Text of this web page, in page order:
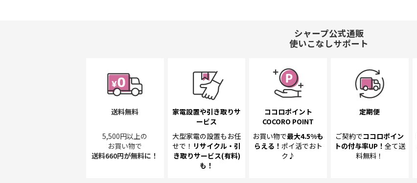
シャープ公式通販
使いこなしサポート
送料無料
5,500円以上の
お買い物で
送料660円が無料に！
家電設置や引き取りサ
ービス
大型家電の設置も お任
せで！ リサイクル・引
き取りサービス(有料)
も！
ココロポイント
COCORO POINT
お買い物で最大4.5%も
らえる！ ポイ活でおト
ク♪
定期便
ご契約でココロポイン
トの付与率UP！ 全て送
料無料！